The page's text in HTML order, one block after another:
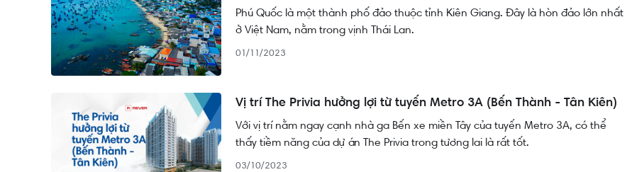
Phú Quốc là một thành phố đảo thuộc tỉnh Kiên Giang. Đây là hòn đảo lớn nhất
ở Việt Nam, nằm trong vịnh Thái Lan.
01/11/2023
Vị trí The Privia hưởng lợi từ tuyến Metro 3A (Bến Thành - Tân Kiên)
Với vị trí nằm ngay cạnh nhà ga Bến xe miền Tây của tuyến Metro 3A, có thể
thấy tiềm năng của dự án The Privia trong tương lai là rất tốt.
03/10/2023